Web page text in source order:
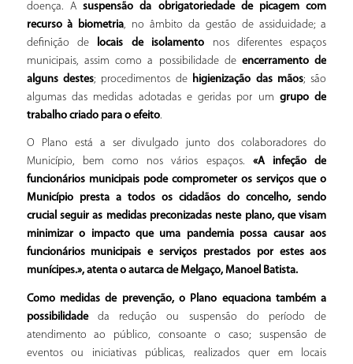
doença. Asuspensão da obrigatoriedade de picagem com
recurso à biometria, no âmbito da gestão de assiduidade; a
definição de locais de isolamento nos diferentes espaços
municipais, assim como a possibilidade deencerramento de
alguns destes; procedimentos de higienização das mãos; são
algumas das medidas adotadas e geridas por umgrupo de
trabalho criado para o efeito.
O Plano está a ser divulgado junto dos colaboradores do
Município, bem como nos vários espaços. «A infeção de
funcionários municipais pode comprometer os serviços que o
Município presta a todos os cidadãos do concelho, sendo
crucial seguir as medidas preconizadas neste plano, que visam
minimizar o impacto que uma pandemia possa causar aos
funcionários municipais e serviços prestados por estes aos
munícipes.», atenta o autarca de Melgaço, Manoel Batista.
Como medidas de prevenção, o Plano equaciona também a
possibilidade da redução ou suspensão do período de
atendimento ao público, consoante o caso; suspensão de
eventos ou iniciativas públicas, realizados quer em locais